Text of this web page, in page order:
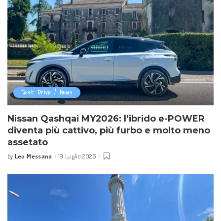
Test Drive / News
Nissan Qashqai MY2026: l’ibrido e-POWER
diventa più cattivo, più furbo e molto meno
assetato
Posted
by Leo Messana 19 Luglio 2026